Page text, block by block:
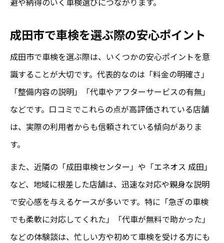
成田市で車検を選ぶ際の安心ポイント
成田市で車検を選ぶ際は、いくつかの安心ポイントを意
識することが大切です。代表的なのは「料金の明確さ」
「整備内容の説明」「代車やアフターサービスの有無」
などです。口コミでこれらの点が高評価されている店舗
は、実際の利用者からも信頼されている傾向がありま
す。
また、近隣の「成田車検センター」や「エネオス 成田」
など、地域に根差した店舗は、迅速な対応や親身な説明
で安心感を与えるケースが多いです。特に「急ぎの車検
でも柔軟に対応してくれた」「代車が無料で助かった」
などの体験談は、忙しい方や初めて車検を受ける方にも